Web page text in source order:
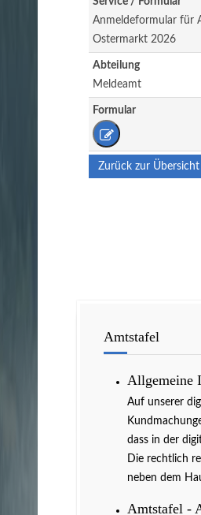
Anmeldeformular für
Ostermarkt 2026
Abteilung
Meldeamt
Formular
Zurück zur Übersicht
Amtstafel
Allgemeine
Auf unserer
dass in der
Die rechtlich
neben dem
Amtstafel -